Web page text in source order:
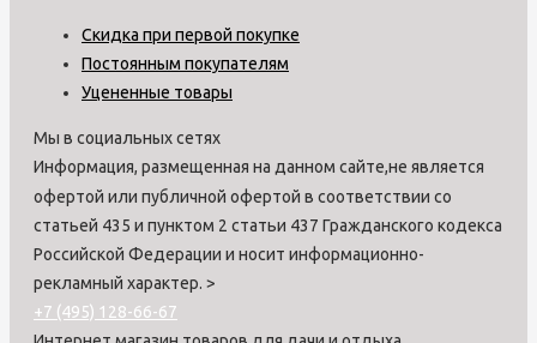
Скидка при первой покупке
Постоянным покупателям
Уцененные товары
Мы в социальных сетях
Информация, размещенная на данном сайте,не является
офертой или публичной офертой в соответствии со
статьей 435 и пунктом 2 статьи 437 Гражданского кодекса
Российской Федерации и носит информационно-
рекламный характер. >
+7 (495) 128-66-67